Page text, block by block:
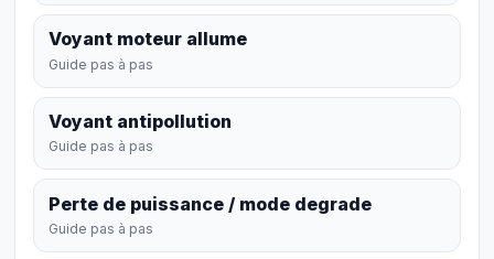
Voyant moteur allume
Guide pas à pas
Voyant antipollution
Guide pas à pas
Perte de puissance / mode degrade
Guide pas à pas